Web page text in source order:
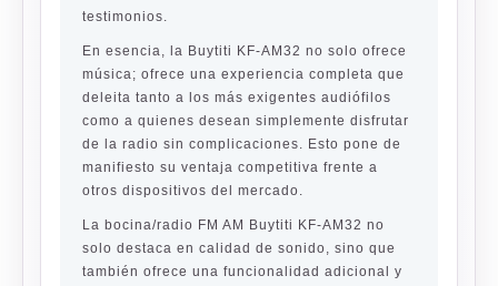
testimonios.
En esencia, la Buytiti KF-AM32 no solo ofrece
música; ofrece una experiencia completa que
deleita tanto a los más exigentes audiófilos
como a quienes desean simplemente disfrutar
de la radio sin complicaciones. Esto pone de
manifiesto su ventaja competitiva frente a
otros dispositivos del mercado.
La bocina/radio FM AM Buytiti KF-AM32 no
solo destaca en calidad de sonido, sino que
también ofrece una funcionalidad adicional y